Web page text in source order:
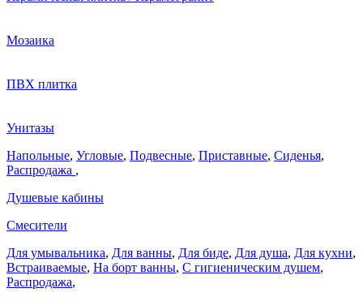
Мозаика
ПВХ плитка
Унитазы
Напольные, Угловые, Подвесные, Приставные, Сиденья,
Распродажа ,
Душевые кабины
Смесители
Для умывальника, Для ванны, Для биде, Для душа, Для кухни,
Встраиваемые, На борт ванны, C гигиеническим душем,
Распродажа,